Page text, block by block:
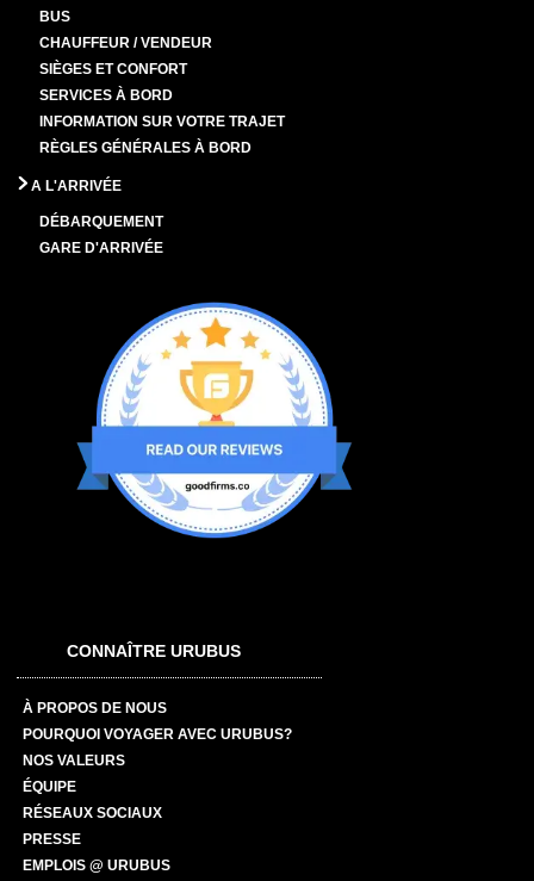
BUS
CHAUFFEUR / VENDEUR
SIÈGES ET CONFORT
SERVICES À BORD
INFORMATION SUR VOTRE TRAJET
RÈGLES GÉNÉRALES À BORD
A L'ARRIVÉE
DÉBARQUEMENT
GARE D'ARRIVÉE
CONNAÎTRE URUBUS
À PROPOS DE NOUS
POURQUOI VOYAGER AVEC URUBUS?
NOS VALEURS
ÉQUIPE
RÉSEAUX SOCIAUX
PRESSE
EMPLOIS @ URUBUS